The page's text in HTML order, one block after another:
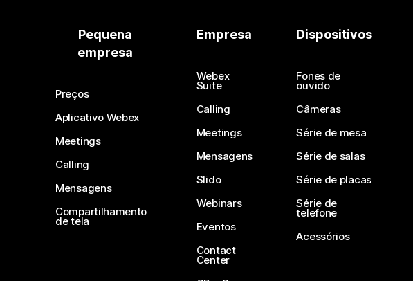
Pequena
empresa
Preços
Aplicativo Webex
Meetings
Calling
Mensagens
Compartilhamento
de tela
Empresa
Webex
Suite
Calling
Meetings
Mensagens
Slido
Webinars
Eventos
Contact
Center
Dispositivos
Fones de
ouvido
Câmeras
Série de mesa
Série de salas
Série de placas
Série de
telefone
Acessórios